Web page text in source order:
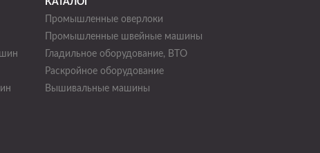
КАТАЛОГ
Промышленные оверлоки
Промышленные швейные машины
Гладильное оборудование, ВТО
Раскройное оборудование
Вышивальные машины